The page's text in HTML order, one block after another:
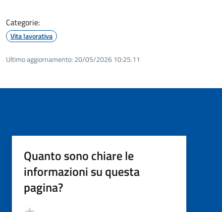
Categorie:
Vita lavorativa
Ultimo aggiornamento: 20/05/2026 10:25.11
Quanto sono chiare le
informazioni su questa
pagina?
Valutazione